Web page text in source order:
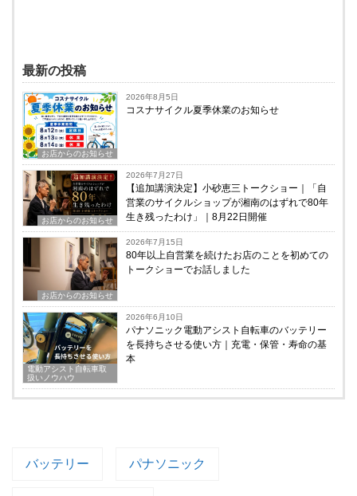
最新の投稿
お店からのお知らせ
2026年8月5日
コスナサイクル夏季休業のお知らせ
お店からのお知らせ
2026年7月27日
【追加講演決定】小砂恵三トークショー｜「自
営業のサイクルショップが湘南のはずれで80年
生き残ったわけ」｜8月22日開催
お店からのお知らせ
2026年7月15日
80年以上自営業を続けたお店のことを初めての
トークショーでお話しました
電動アシスト自転車取
扱いノウハウ
2026年6月10日
パナソニック電動アシスト自転車のバッテリー
を長持ちさせる使い方｜充電・保管・寿命の基
本
バッテリー パナソニック